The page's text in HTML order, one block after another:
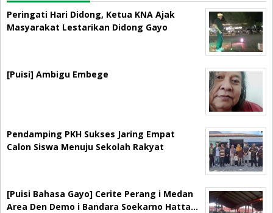
Peringati Hari Didong, Ketua KNA Ajak
Masyarakat Lestarikan Didong Gayo
[Puisi] Ambigu Embege
Pendamping PKH Sukses Jaring Empat
Calon Siswa Menuju Sekolah Rakyat
[Puisi Bahasa Gayo] Cerite Perang i Medan
Area Den Demo i Bandara Soekarno Hatta…